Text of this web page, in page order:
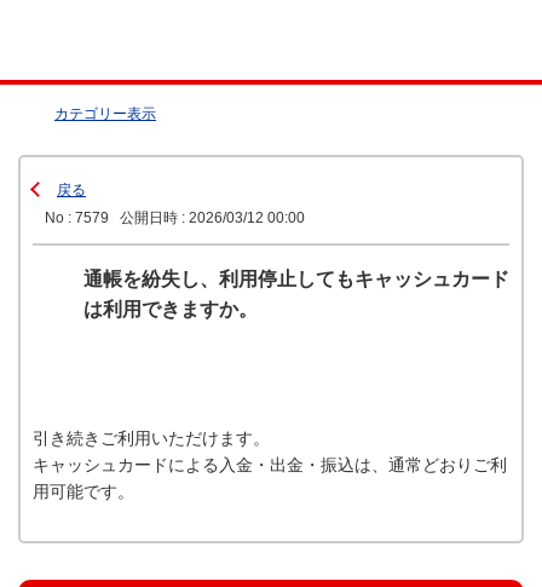
カテゴリー表示
戻る
No : 7579
公開日時 : 2026/03/12 00:00
通帳を紛失し、利用停止してもキャッシュカード
は利用できますか。
引き続きご利用いただけます。
キャッシュカードによる入金・出金・振込は、通常どおりご利
用可能です。